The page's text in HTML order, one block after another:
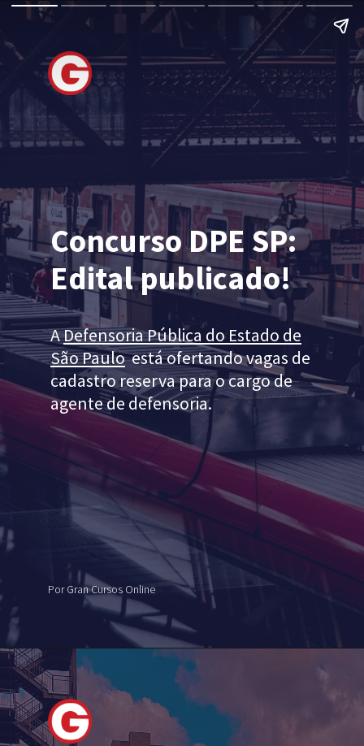
Concurso DPE SP:
Edital publicado!
ADefensoria Pública do Estado de
São Pauloestá ofertando vagas de
cadastro reserva para o cargo de
agente de defensoria.
Por Gran Cursos Online